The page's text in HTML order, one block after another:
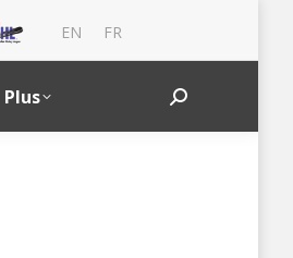
EN FR
Plus Search: